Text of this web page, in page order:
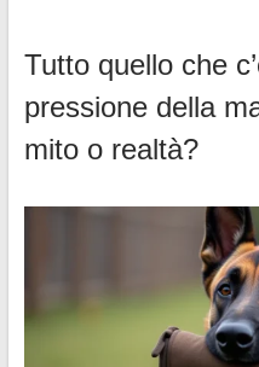
Tutto quello che
pressione della
mito o realtà?